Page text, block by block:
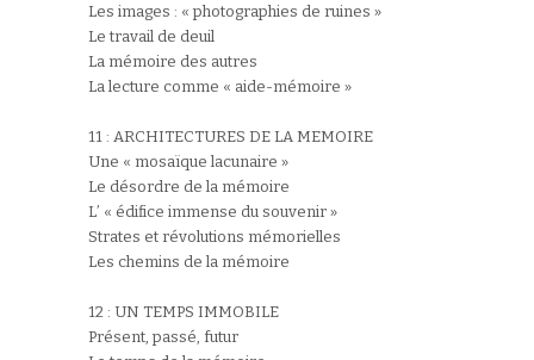
Les images : « photographies de ruines »
Le travail de deuil
La mémoire des autres
La lecture comme « aide-mémoire »
11 : ARCHITECTURES DE LA MEMOIRE
Une « mosaïque lacunaire »
Le désordre de la mémoire
L’ « édifice immense du souvenir »
Strates et révolutions mémorielles
Les chemins de la mémoire
12 : UN TEMPS IMMOBILE
Présent, passé, futur